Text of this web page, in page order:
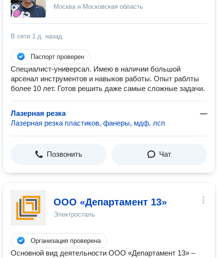
Москва и Московская область
В сети 1 д. назад
Паспорт проверен
Специалист-универсал. Имею в наличии большой
арсенал инструментов и навыков работы. Опыт раблты
более 10 лет. Готов решить даже самые сложные задачи.
Лазерная резка
—
Лазерная резка пластиков, фанеры, мдф, лсп
Позвонить Чат
ООО «Департамент 13»
Электросталь
Организация проверена
Основной вид деятельности ООО «Департамент 13» –